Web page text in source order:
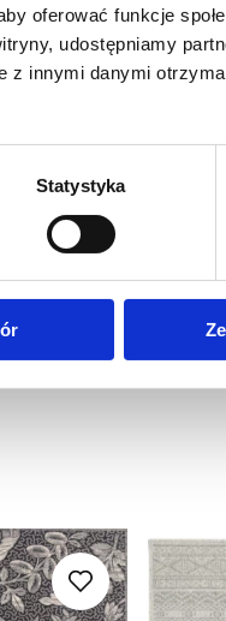
oferować funkcje
udostępniamy
z innymi danymi
Statystyka